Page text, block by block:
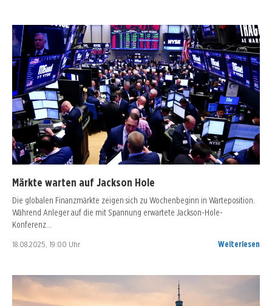
Märkte warten auf Jackson Hole
Die globalen Finanzmärkte zeigen sich zu Wochenbeginn in Warteposition.
Während Anleger auf die mit Spannung erwartete Jackson-Hole-
Konferenz…
18.08.2025, 19:00 Uhr Weiterlesen